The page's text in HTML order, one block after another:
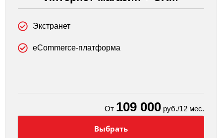
Экстранет
eCommerce-платформа
От 109 000 руб./12 мес.
Выбрать